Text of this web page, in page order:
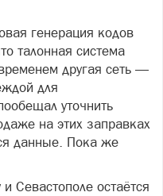
генерация кодов
талонная система
другая сеть —
для
уточнить
на этих заправках
данные. Пока же
Севастополе остаётся